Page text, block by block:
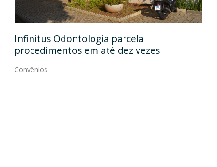
Rehab Odontologia Especializada
formaliza convênio